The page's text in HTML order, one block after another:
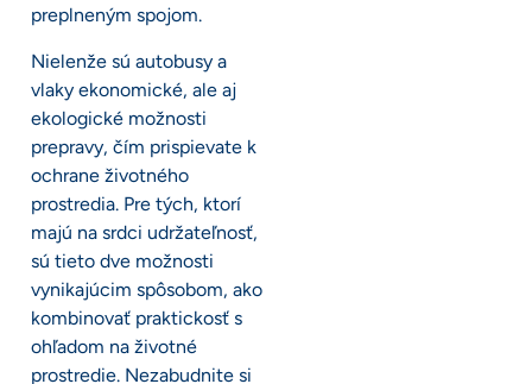
preplneným spojom.
Nielenže sú autobusy a
vlaky ekonomické, ale aj
ekologické možnosti
prepravy, čím prispievate k
ochrane životného
prostredia. Pre tých, ktorí
majú na srdci udržateľnosť,
sú tieto dve možnosti
vynikajúcim spôsobom, ako
kombinovať praktickosť s
ohľadom na životné
prostredie. Nezabudnite si